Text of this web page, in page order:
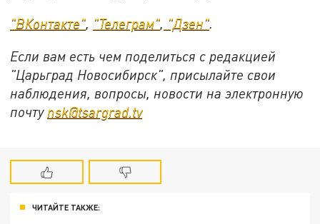
"ВКонтакте", "Телеграм", "Дзен".
Если вам есть чем поделиться с редакцией
"Царьград Новосибирск", присылайте свои
наблюдения, вопросы, новости на электронную
почту nsk@tsargrad.tv
ЧИТАЙТЕ ТАКЖЕ: